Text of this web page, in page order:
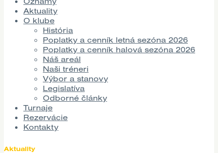
Aktuality
O klube
História
Poplatky a cenník letná sezóna 2026
Poplatky a cenník halová sezóna 2026
Náš areál
Naši tréneri
Výbor a stanovy
Legislatíva
Odborné články
Turnaje
Rezervácie
Kontakty
Aktuality